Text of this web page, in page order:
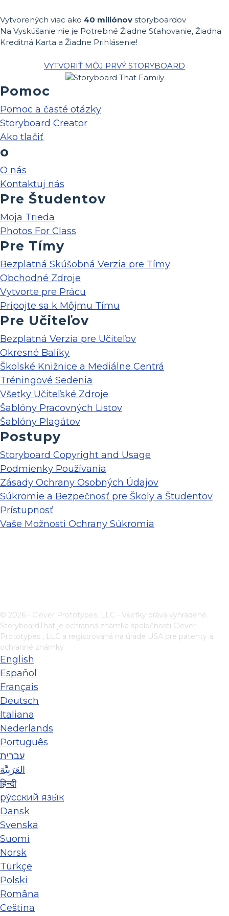
Vytvorených viac ako 40 miliónov storyboardov
Na Vyskúšanie nie je Potrebné Žiadne Sťahovanie, Žiadna
Kreditná Karta a Žiadne Prihlásenie!
VYTVORIŤ MÔJ PRVÝ STORYBOARD
Pomoc
Pomoc a časté otázky
Storyboard Creator
Ako tlačiť
o
O nás
Kontaktuj nás
Pre Študentov
Moja Trieda
Photos For Class
Pre Tímy
Bezplatná Skúšobná Verzia pre Tímy
Obchodné Zdroje
Vytvorte pre Prácu
Pripojte sa k Môjmu Tímu
Pre Učiteľov
Bezplatná Verzia pre Učiteľov
Okresné Balíky
Školské Knižnice a Mediálne Centrá
Tréningové Sedenia
Všetky Učiteľské Zdroje
Šablóny Pracovných Listov
Šablóny Plagátov
Postupy
Storyboard Copyright and Usage
Podmienky Používania
Zásady Ochrany Osobných Údajov
Súkromie a Bezpečnosť pre Školy a Študentov
Prístupnosť
Vaše Možnosti Ochrany Súkromia
© 2026 - Clever Prototypes, LLC - Všetky práva vyhradené.
StoryboardThat je ochranná známka spoločnosti Clever
Prototypes , LLC a registrovaná na úrade USA pre patenty a
ochranné známky
English
Español
Français
Deutsch
Italiana
Nederlands
Português
עברית
العَرَبِيَّة
हिन्दी
ру́сский язы́к
Dansk
Svenska
Suomi
Norsk
Türkçe
Polski
Româna
Ceština